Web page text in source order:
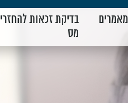
מאמרים
בדיקת זכאות להחזרי
מס